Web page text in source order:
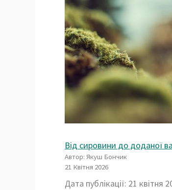
Від сировини до доданої
Автор: Якуш Бончик
21 Квітня 2026
Дата публікації: 21